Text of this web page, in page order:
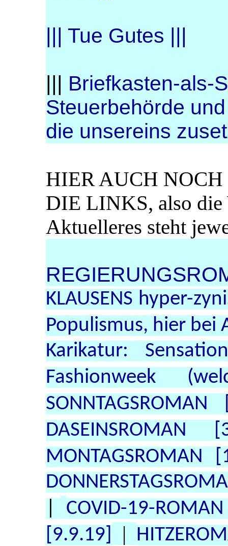
||| Tue Gutes |||
||| Briefkasten-als-
Steuerbehörde
die unsereins
HIER AUCH
DIE LINKS, also die
Aktuelleres steht
KLAUSENS hyper-
Populismus, hier bei
Karikatur:
Fashionweek
MONTAGSROMAN
COVID-19-
[9.9.19]
|